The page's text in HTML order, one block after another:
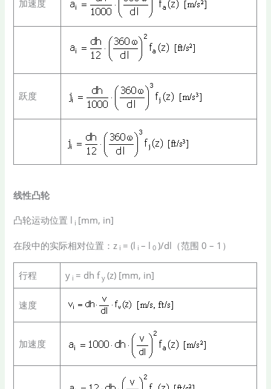
加速度
跃度
线性凸轮
凸轮运动位置 l i [mm, in]
在段中的实际相对位置：z i = (l i– l 0)/dl（范围 0 – 1）
行程 y i = dh f y (z) [mm, in]
速度
加速度